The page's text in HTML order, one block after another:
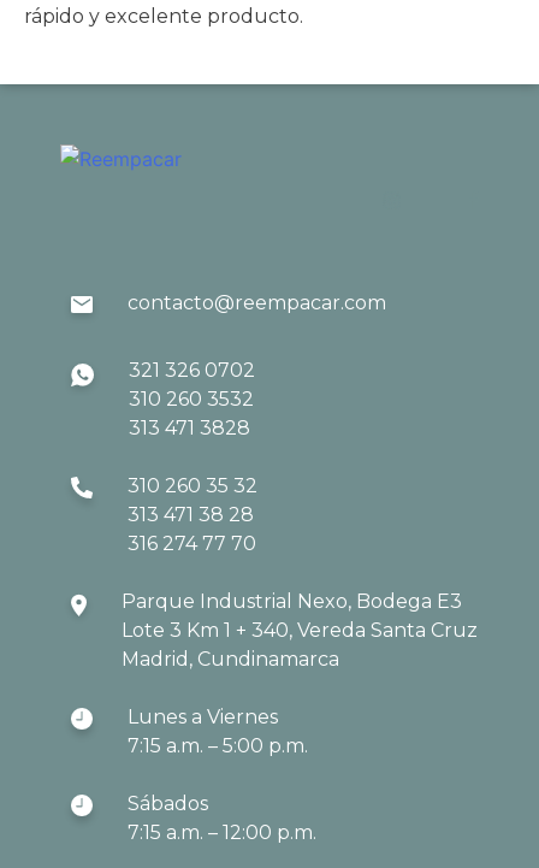
rápido y excelente producto.
contacto@reempacar.com
321 326 0702
310 260 3532
313 471 3828
310 260 35 32
313 471 38 28
316 274 77 70
Parque Industrial Nexo, Bodega E3
Lote 3 Km 1 + 340, Vereda Santa Cruz
Madrid, Cundinamarca
Lunes a Viernes
7:15 a.m. – 5:00 p.m.
Sábados
7:15 a.m. – 12:00 p.m.